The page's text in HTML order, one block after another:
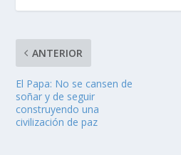
ANTERIOR
El Papa: No se cansen de
soñar y de seguir
construyendo una
civilización de paz